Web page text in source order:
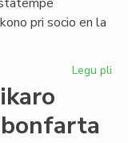
pri socio en la
Legu pli